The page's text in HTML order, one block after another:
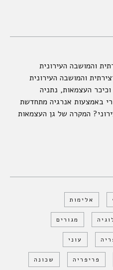
והמושבה העירונית
והמושבה העירונית
העצמאות, נתניה
באמצעות אנרגיה מתחדשת
המקרה של גן העצמאות
אלימות
מגורים
עוני
פריפריה שכונה